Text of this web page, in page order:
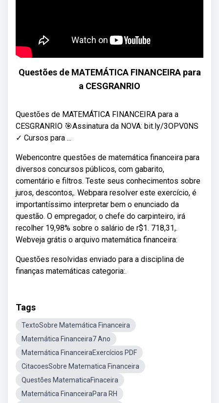
Questões de MATEMÁTICA FINANCEIRA para
a CESGRANRIO
Questões de MATEMÁTICA FINANCEIRA para a
CESGRANRIO 🎯Assinatura da NOVA: bit.ly/3OPV0NS
✓ Cursos para ...
Webencontre questões de matemática financeira para
diversos concursos públicos, com gabarito,
comentário e filtros. Teste seus conhecimentos sobre
juros, descontos,. Webpara resolver este exercício, é
importantíssimo interpretar bem o enunciado da
questão. O empregador, o chefe do carpinteiro, irá
recolher 19,98% sobre o salário de r$1. 718,31,.
Webveja grátis o arquivo matemática financeira:
Questões resolvidas enviado para a disciplina de
finanças matemáticas categoria:.
Tags
TextoSobre Matemática Financeira
Matemática Financeira7 Ano
Matemática FinanceiraExercícios PDF
CitacoesSobre Matematica Financeira
Questões MatematicaFinaceira
Matemática FinanceiraPara RH